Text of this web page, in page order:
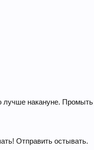
накануне. Промыть
Отправить остывать.